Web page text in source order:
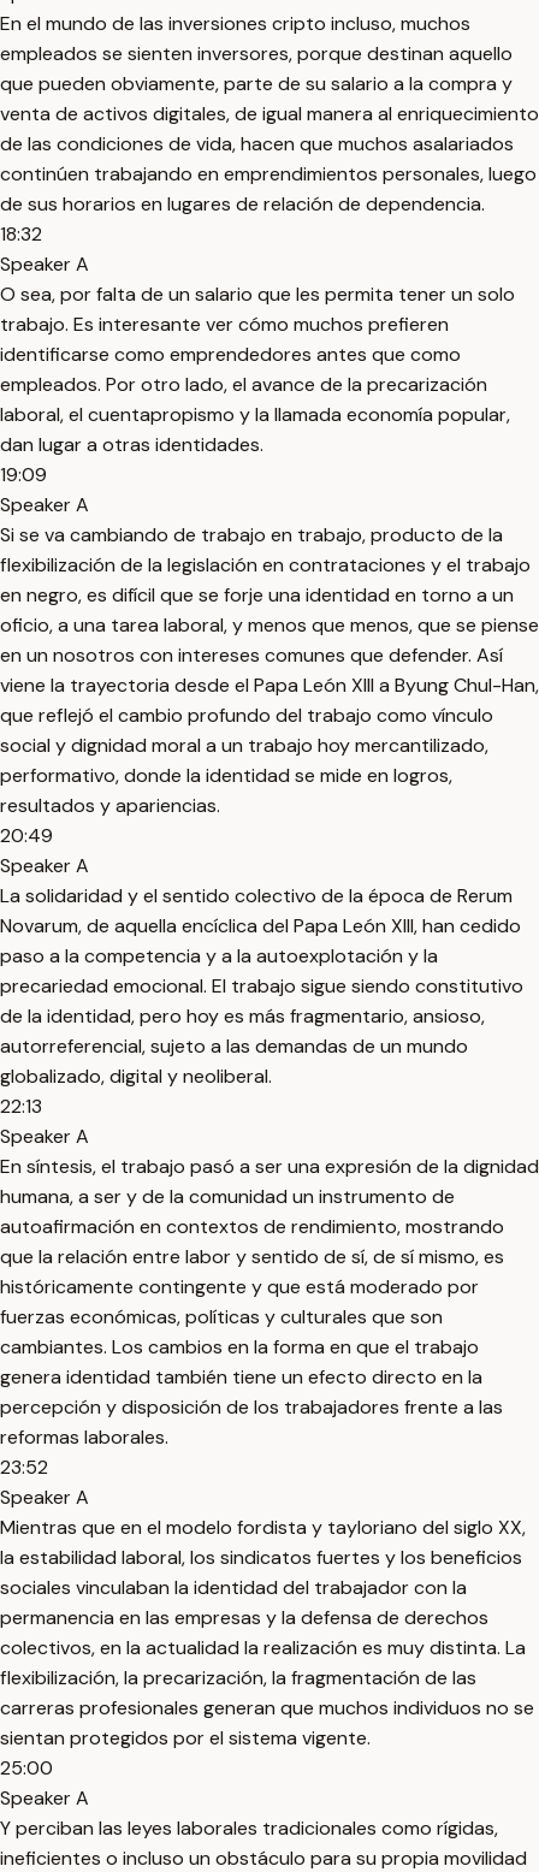
En el mundo de las inversiones cripto incluso, muchos
empleados se sienten inversores, porque destinan aquello
que pueden obviamente, parte de su salario a la compra y
venta de activos digitales, de igual manera al enriquecimiento
de las condiciones de vida, hacen que muchos asalariados
continúen trabajando en emprendimientos personales, luego
de sus horarios en lugares de relación de dependencia.
18:32
Speaker A
O sea, por falta de un salario que les permita tener un solo
trabajo. Es interesante ver cómo muchos prefieren
identificarse como emprendedores antes que como
empleados. Por otro lado, el avance de la precarización
laboral, el cuentapropismo y la llamada economía popular,
dan lugar a otras identidades.
19:09
Speaker A
Si se va cambiando de trabajo en trabajo, producto de la
flexibilización de la legislación en contrataciones y el trabajo
en negro, es difícil que se forje una identidad en torno a un
oficio, a una tarea laboral, y menos que menos, que se piense
en un nosotros con intereses comunes que defender. Así
viene la trayectoria desde el Papa León XIII a Byung Chul-Han,
que reflejó el cambio profundo del trabajo como vínculo
social y dignidad moral a un trabajo hoy mercantilizado,
performativo, donde la identidad se mide en logros,
resultados y apariencias.
20:49
Speaker A
La solidaridad y el sentido colectivo de la época de Rerum
Novarum, de aquella encíclica del Papa León XIII, han cedido
paso a la competencia y a la autoexplotación y la
precariedad emocional. El trabajo sigue siendo constitutivo
de la identidad, pero hoy es más fragmentario, ansioso,
autorreferencial, sujeto a las demandas de un mundo
globalizado, digital y neoliberal.
22:13
Speaker A
En síntesis, el trabajo pasó a ser una expresión de la dignidad
humana, a ser y de la comunidad un instrumento de
autoafirmación en contextos de rendimiento, mostrando
que la relación entre labor y sentido de sí, de sí mismo, es
históricamente contingente y que está moderado por
fuerzas económicas, políticas y culturales que son
cambiantes. Los cambios en la forma en que el trabajo
genera identidad también tiene un efecto directo en la
percepción y disposición de los trabajadores frente a las
reformas laborales.
23:52
Speaker A
Mientras que en el modelo fordista y tayloriano del siglo XX,
la estabilidad laboral, los sindicatos fuertes y los beneficios
sociales vinculaban la identidad del trabajador con la
permanencia en las empresas y la defensa de derechos
colectivos, en la actualidad la realización es muy distinta. La
flexibilización, la precarización, la fragmentación de las
carreras profesionales generan que muchos individuos no se
sientan protegidos por el sistema vigente.
25:00
Speaker A
Y perciban las leyes laborales tradicionales como rígidas,
ineficientes o incluso un obstáculo para su propia movilidad